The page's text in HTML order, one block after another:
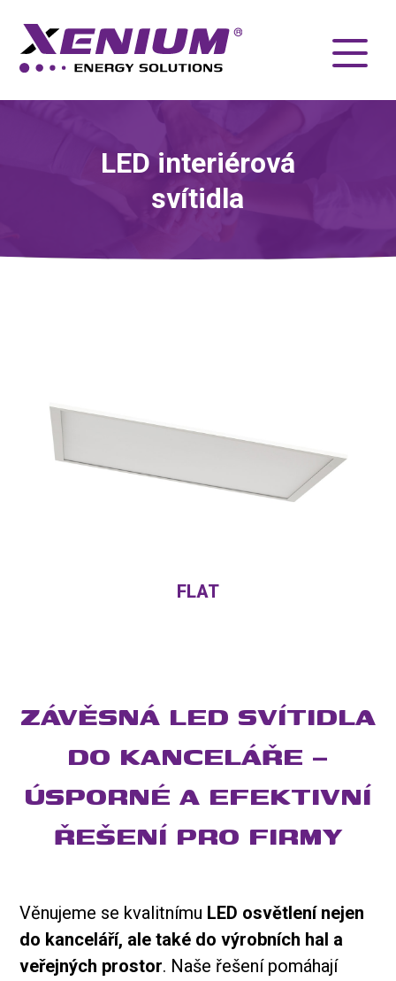
LED interiérová
svítidla
FLAT
ZÁVĚSNÁ LED SVÍTIDLA
DO KANCELÁŘE –
ÚSPORNÉ A EFEKTIVNÍ
ŘEŠENÍ PRO FIRMY
Věnujeme se kvalitnímu LED osvětlení nejen
do kanceláří, ale také do výrobních hal a
veřejných prostor. Naše řešení pomáhají